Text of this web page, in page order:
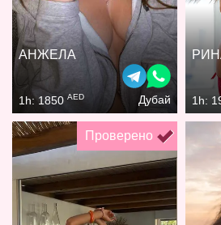
АНЖЕЛА
1h: 1850 AED Дубай 1h:
Проверено